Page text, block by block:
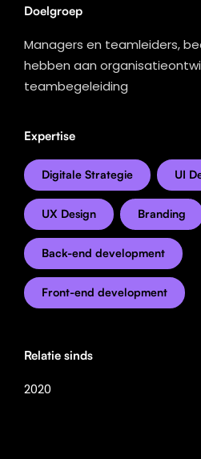
Doelgroep
Managers en teamleiders,
hebben aan
teambegeleiding
Expertise
Digitale Strategie UI
UX Design Branding
Back-end development
Front-end development
Relatie sinds
2020